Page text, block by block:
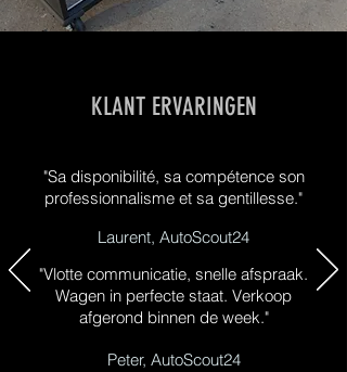
KLANT ERVARINGEN
"Sa disponibilité, sa compétence son
professionnalisme et sa gentillesse."
Laurent, AutoScout24
"Vlotte communicatie, snelle afspraak.
Wagen in perfecte staat. Verkoop
afgerond binnen de week."
Peter, AutoScout24